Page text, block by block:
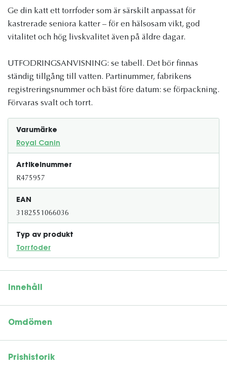
Ge din katt ett torrfoder som är särskilt anpassat för
kastrerade seniora katter – för en hälsosam vikt, god
vitalitet och hög livskvalitet även på äldre dagar.
UTFODRINGSANVISNING: se tabell. Det bör finnas
ständig tillgång till vatten. Partinummer, fabrikens
registreringsnummer och bäst före datum: se förpackning.
Förvaras svalt och torrt.
Varumärke
Royal Canin
Artikelnummer
R475957
EAN
3182551066036
Typ av produkt
Torrfoder
Innehåll
Omdömen
Prishistorik